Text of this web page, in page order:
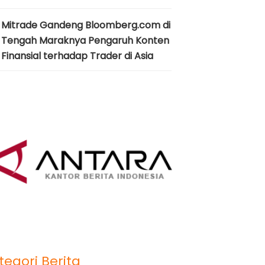
Mitrade Gandeng Bloomberg.com di
Tengah Maraknya Pengaruh Konten
Finansial terhadap Trader di Asia
Berita